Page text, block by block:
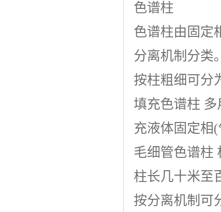
色谱柱
色谱柱由固定
分离机制分类
按柱粗细可分
填充色谱柱
充液体固定相
毛细管色谱柱
柱长几十米至
按分离机制可